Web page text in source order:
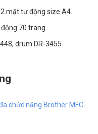
mặt tự động size A4.
70 trang.
drum DR-3455.
chức năng Brother MFC-